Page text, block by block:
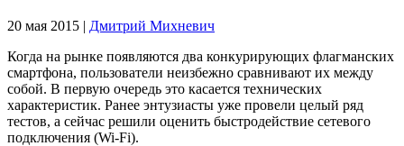
20 мая 2015 | Дмитрий Михневич
Когда на рынке появляются два конкурирующих флагманских
смартфона, пользователи неизбежно сравнивают их между
собой. В первую очередь это касается технических
характеристик. Ранее энтузиасты уже провели целый ряд
тестов, а сейчас решили оценить быстродействие сетевого
подключения (Wi-Fi).